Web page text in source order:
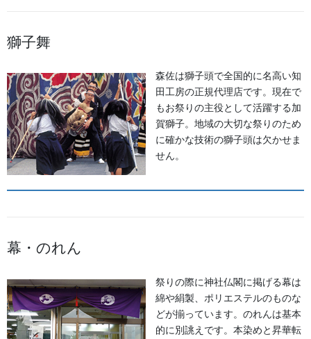
法被・はっぴ・はんてん・印半纏
よもやま話
お祭備品と豆知識
お祭用品・品目
獅子舞・衣裳・別仕立・小物
提灯 祭
幕・のぼり
生地
獅子舞
森佐は獅子頭で全国的に名高い知
田工房の正規代理店です。現在で
もお祭りの主役として活躍する加
賀獅子。地域の大切な祭りのため
に確かな技術の獅子頭は欠かせま
せん。
幕・のれん
祭りの際に神社仏閣に掲げる幕は
綿や絹製、ポリエステルのものな
どが揃っています。のれんは基本
的に別誂えです。本染めと昇華転